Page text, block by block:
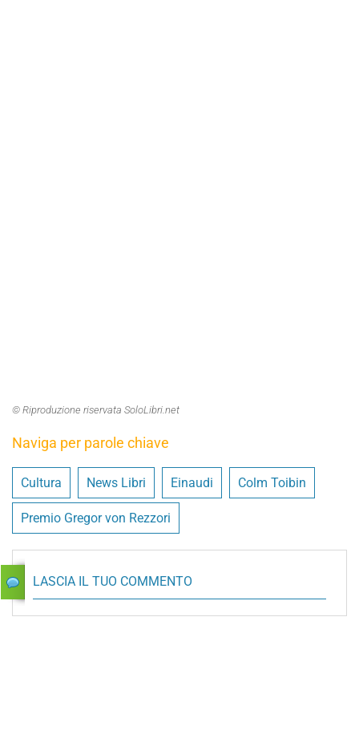
© Riproduzione riservata SoloLibri.net
Naviga per parole chiave
Cultura News Libri Einaudi Colm Toibin
Premio Gregor von Rezzori
LASCIA IL TUO COMMENTO